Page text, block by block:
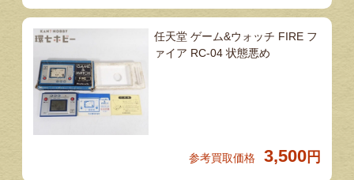
任天堂 ゲーム&ウォッチ FIRE フ
ァイア RC-04 状態悪め
参考買取価格 3,500 円